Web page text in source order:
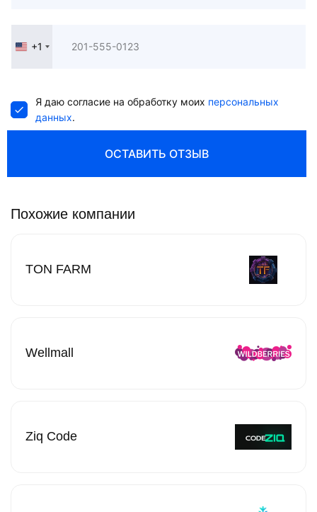
United
+1
Я даю согласие на обработку моих персональных
данных.
ОСТАВИТЬ ОТЗЫВ
Похожие компании
TON FARM
Wellmall
Ziq Code